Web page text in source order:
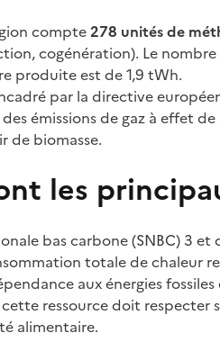
compte278 unités de
cogénération). Le
produite est de 1,9 tWh.
par la directive
émissions de gaz à effet
de biomasse.
les
bas carbone (SNBC) 3
totale de chaleur
aux énergies
ressource doit respecter
alimentaire.